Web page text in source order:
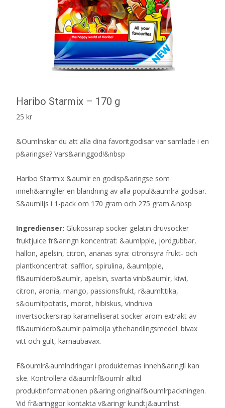
Haribo Starmix – 170 g
25 kr
&Oumlnskar du att alla dina favoritgodisar var samlade i en
p&aringse? Vars&aringgod!&nbsp
Haribo Starmix &aumlr en godisp&aringse som
inneh&aringller en blandning av alla popul&aumlra godisar.
S&aumlljs i 1-pack om 170 gram och 275 gram.&nbsp
Ingredienser: Glukossirap socker gelatin druvsocker
fruktjuice fr&aringn koncentrat: &aumlpple, jordgubbar,
hallon, apelsin, citron, ananas syra: citronsyra frukt- och
plantkoncentrat: safflor, spirulina, &aumlpple,
fl&aumlderb&aumlr, apelsin, svarta vinb&aumlr, kiwi,
citron, aronia, mango, passionsfrukt, r&aumlttika,
s&oumltpotatis, morot, hibiskus, vindruva
invertsockersirap karamelliserat socker arom extrakt av
fl&aumlderb&aumlr palmolja ytbehandlingsmedel: bivax
vitt och gult, karnaubavax.
F&oumlr&aumlndringar i produkternas inneh&aringll kan
ske. Kontrollera d&aumlrf&oumlr alltid
produktinformationen p&aring originalf&oumlrpackningen.
Vid fr&aringgor kontakta v&aringr kundtj&aumlnst.